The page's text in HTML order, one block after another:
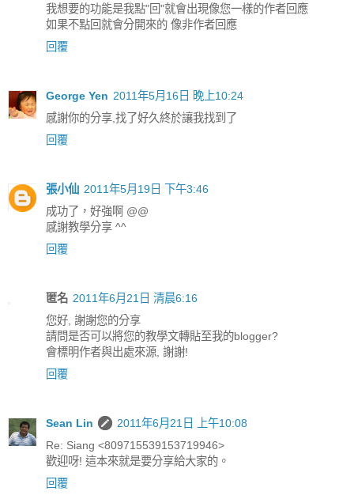
我想要的功能是我點"回"就會出現像您一樣的作者回應
如果不點回就會分開來的 像非作者回應
回覆
George Yen 2011年5月16日 晚上10:24
感謝你的分享,找了好久終於讓我找到了
回覆
張小仙 2011年5月19日 下午3:46
成功了，好強啊 @@
感謝教學分享 ^^
回覆
匿名 2011年6月21日 清晨6:16
您好, 謝謝您的分享
請問是否可以將您的教學文轉貼至我的blogger?
會標明作者與出處來源, 謝謝!
回覆
Sean Lin
2011年6月21日 上午10:08
Re: Siang <809715539153719946>
歡迎呀! 這本來就是要分享給大家的。
回覆